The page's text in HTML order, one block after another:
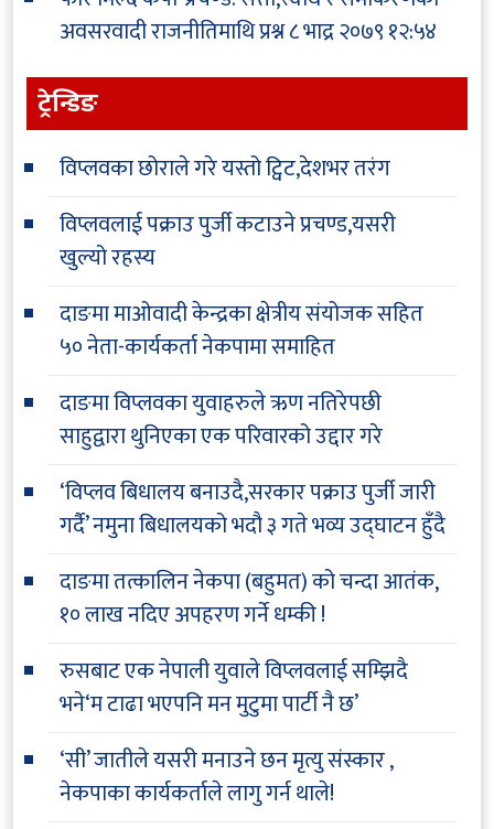
अवसरवादी राजनीतिमाथि प्रश्न८ भाद्र २०७९ १२:५४
ट्रेन्डिङ
विप्लवका छोराले गरे यस्तो ट्विट,देशभर तरंग
विप्लवलाई पक्राउ पुर्जी कटाउने प्रचण्ड,यसरी
खुल्यो रहस्य
दाङमा माओवादी केन्द्रका क्षेत्रीय संयोजक सहित
५० नेता-कार्यकर्ता नेकपामा समाहित
दाङमा विप्लवका युवाहरुले ऋण नतिरेपछी
साहुद्वारा थुनिएका एक परिवारको उद्दार गरे
‘विप्लव बिधालय बनाउदै,सरकार पक्राउ पुर्जी जारी
गर्दै’ नमुना बिधालयको भदौ ३ गते भव्य उद्घाटन हुँदै
दाङमा तत्कालिन नेकपा (बहुमत) को चन्दा आतंक,
१० लाख नदिए अपहरण गर्ने धम्की !
रुसबाट एक नेपाली युवाले विप्लवलाई सम्झिदै
भने‘म टाढा भएपनि मन मुटुमा पार्टी नै छ’
‘सी’ जातीले यसरी मनाउने छन मृत्यु संस्कार ,
नेकपाका कार्यकर्ताले लागु गर्न थाले!